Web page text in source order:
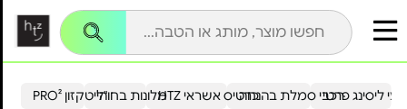
הייטקזון PRO²מלונות בחו"ל כרטיס אשראי HTZ ליסינג פרטירכבי סמלת בהנחה